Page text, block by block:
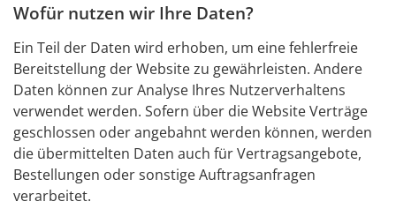
Wofür nutzen wir Ihre Daten?
Ein Teil der Daten wird erhoben, um eine fehlerfreie
Bereitstellung der Website zu gewährleisten. Andere
Daten können zur Analyse Ihres Nutzerverhaltens
verwendet werden. Sofern über die Website Verträge
geschlossen oder angebahnt werden können, werden
die übermittelten Daten auch für Vertragsangebote,
Bestellungen oder sonstige Auftragsanfragen
verarbeitet.